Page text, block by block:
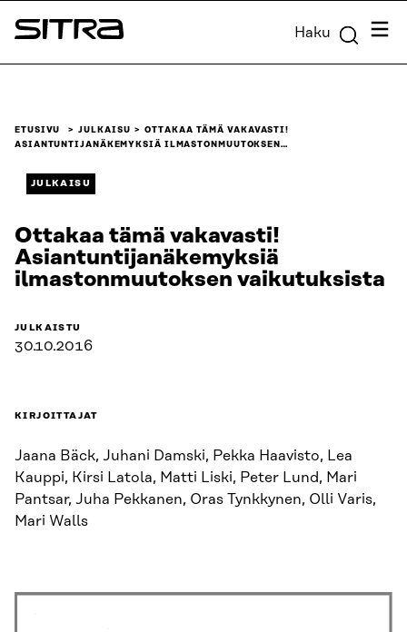
Siirry
suoraan
Sitra Haku
ETUSIVU JULKAISU
OTTAKAA TÄMÄ VAKAVASTI!
ASIANTUNTIJANÄKEMYKSIÄ ILMASTONMUUTOKSEN…
JULKAISU
Ottakaa tämä vakavasti!
Asiantuntijanäkemyksiä
ilmastonmuutoksen vaikutuksista
JULKAISTU
30.10.2016
KIRJOITTAJAT
Jaana Bäck, Juhani Damski, Pekka Haavisto, Lea
Kauppi, Kirsi Latola, Matti Liski, Peter Lund, Mari
Pantsar, Juha Pekkanen, Oras Tynkkynen, Olli Varis,
Mari Walls